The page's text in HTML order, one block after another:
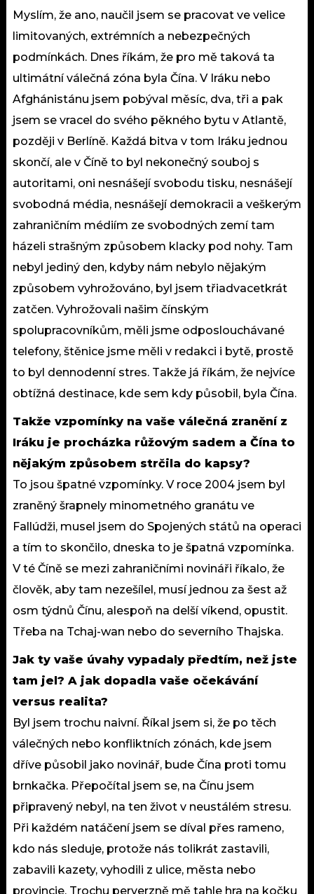
Myslím, že ano, naučil jsem se pracovat ve velice
limitovaných, extrémních a nebezpečných
podmínkách. Dnes říkám, že pro mě taková ta
ultimátní válečná zóna byla Čína. V Iráku nebo
Afghánistánu jsem pobýval měsíc, dva, tři a pak
jsem se vracel do svého pěkného bytu v Atlantě,
později v Berlíně. Každá bitva v tom Iráku jednou
skončí, ale v Číně to byl nekonečný souboj s
autoritami, oni nesnášejí svobodu tisku, nesnášejí
svobodná média, nesnášejí demokracii a veškerým
zahraničním médiím ze svobodných zemí tam
házeli strašným způsobem klacky pod nohy. Tam
nebyl jediný den, kdyby nám nebylo nějakým
způsobem vyhrožováno, byl jsem třiadvacetkrát
zatčen. Vyhrožovali našim čínským
spolupracovníkům, měli jsme odposlouchávané
telefony, štěnice jsme měli v redakci i bytě, prostě
to byl dennodenní stres. Takže já říkám, že nejvíce
obtížná destinace, kde sem kdy působil, byla Čína.
Takže vzpomínky na vaše válečná zranění z
Iráku je procházka růžovým sadem a Čína to
nějakým způsobem strčila do kapsy?
To jsou špatné vzpomínky. V roce 2004 jsem byl
zraněný šrapnely minometného granátu ve
Fallúdži, musel jsem do Spojených států na operaci
a tím to skončilo, dneska to je špatná vzpomínka.
V té Číně se mezi zahraničními novináři říkalo, že
člověk, aby tam nezešílel, musí jednou za šest až
osm týdnů Čínu, alespoň na delší víkend, opustit.
Třeba na Tchaj-wan nebo do severního Thajska.
Jak ty vaše úvahy vypadaly předtím, než jste
tam jel? A jak dopadla vaše očekávání
versus realita?
Byl jsem trochu naivní. Říkal jsem si, že po těch
válečných nebo konfliktních zónách, kde jsem
dříve působil jako novinář, bude Čína proti tomu
brnkačka. Přepočítal jsem se, na Čínu jsem
připravený nebyl, na ten život v neustálém stresu.
Při každém natáčení jsem se díval přes rameno,
kdo nás sleduje, protože nás tolikrát zastavili,
zabavili kazety, vyhodili z ulice, města nebo
provincie. Trochu perverzně mě tahle hra na kočku